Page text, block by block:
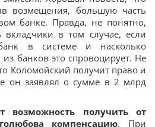
возмещения, большую часть
банке. Правда, не понятно,
вкладчики в том случае, если
в системе и насколько
банков это спровоцирует. Не
Коломойский получит право и
он заявлял о сумме в 2 млрд
возможность получить от
компенсацию. При